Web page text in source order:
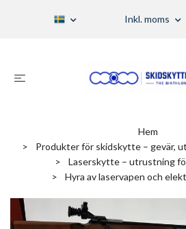
Inkl. moms
Hem
Produkter för skidskytte – gevär,
Laserskytte – utrustning
Hyra av laservapen och